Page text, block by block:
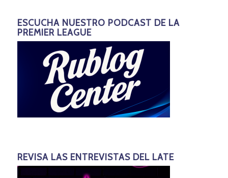
ESCUCHA NUESTRO PODCAST DE LA
PREMIER LEAGUE
REVISA LAS ENTREVISTAS DEL LATE